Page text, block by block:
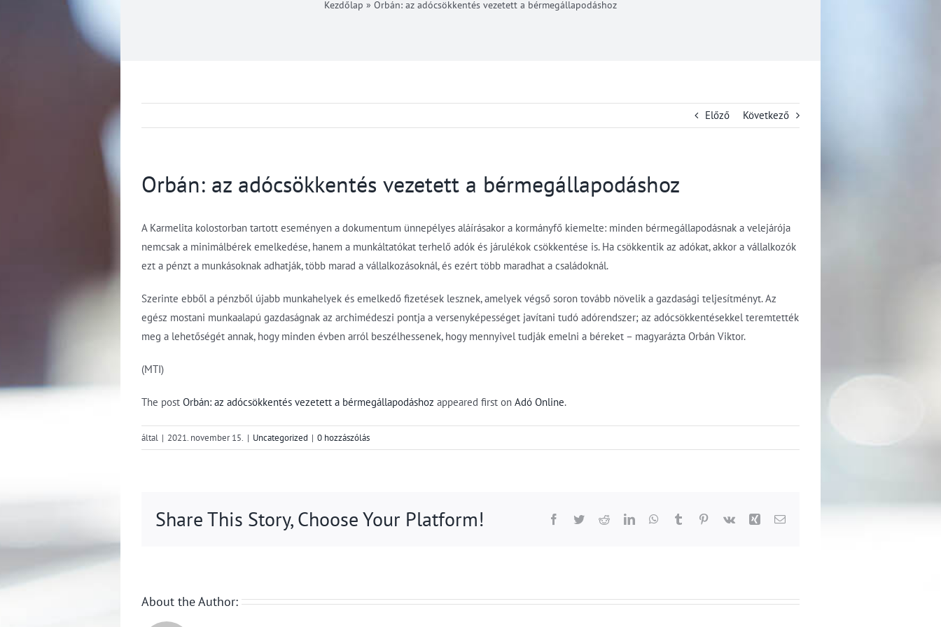
Kezdőlap » Orbán: az adócsökkentés vezetett a bérmegállapodáshoz
Előző Következő
Orbán: az adócsökkentés vezetett a bérmegállapodáshoz
A Karmelita kolostorban tartott eseményen a dokumentum ünnepélyes aláírásakor a kormányfő kiemelte: minden bérmegállapodásnak a velejárója
nemcsak a minimálbérek emelkedése, hanem a munkáltatókat terhelő adók és járulékok csökkentése is. Ha csökkentik az adókat, akkor a vállalkozók
ezt a pénzt a munkásoknak adhatják, több marad a vállalkozásoknál, és ezért több maradhat a családoknál.
Szerinte ebből a pénzből újabb munkahelyek és emelkedő fizetések lesznek, amelyek végső soron tovább növelik a gazdasági teljesítményt. Az
egész mostani munkaalapú gazdaságnak az archimédeszi pontja a versenyképességet javítani tudó adórendszer; az adócsökkentésekkel teremtették
meg a lehetőségét annak, hogy minden évben arról beszélhessenek, hogy mennyivel tudják emelni a béreket – magyarázta Orbán Viktor.
(MTI)
The post Orbán: az adócsökkentés vezetett a bérmegállapodáshoz appeared first on Adó Online.
által | 2021. november 15. | Uncategorized | 0 hozzászólás
Share This Story, Choose Your Platform! Facebook
TwitterRedditLinkedInWhatsApp
Tumblr Pinterest
Vk Xing Email:
About the Author: